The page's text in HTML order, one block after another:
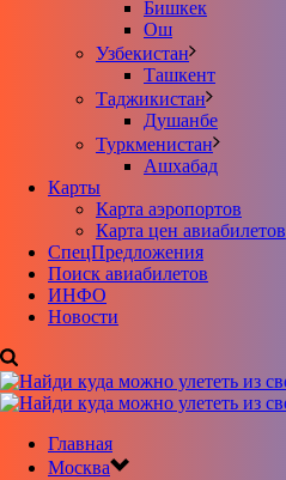
Бишкек
Ош
Узбекистан
Ташкент
Таджикистан
Душанбе
Туркменистан
Ашхабад
Карты
Карта аэропортов
Карта цен авиабилетов
CпецПредложения
Поиск авиабилетов
ИНФО
Новости
Главная
Москва